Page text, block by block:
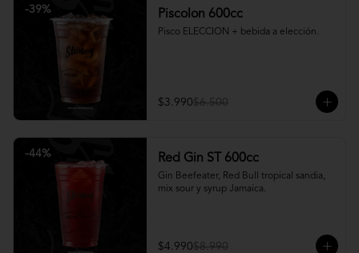
-39% Piscolon 600cc
Pisco ELECCION + bebida a elección.
$3.990$6.500
-44% Red Gin ST 600cc
Gin Beefeater, Red Bull tropical sandia,
mix sour y syrup Jamaica.
$4.990$8.990